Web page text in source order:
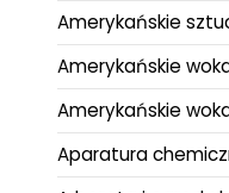
Amerykańskie
Amerykańskie
Amerykańskie
Aparatura